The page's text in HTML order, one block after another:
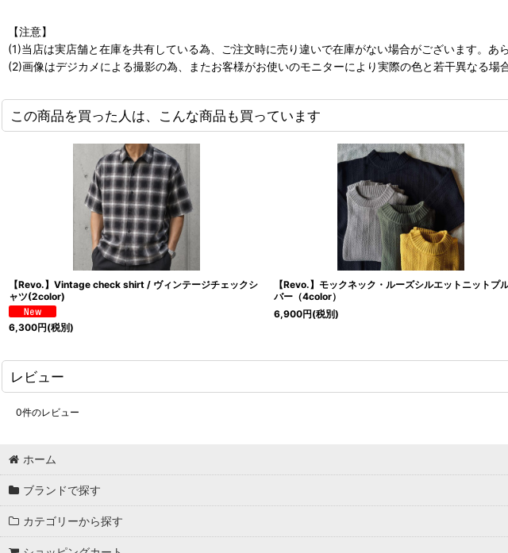
【注意】
(1)当店は実店舗と在庫を共有している為、ご注文時に売り違いで在庫がない場合がございます。あ
(2)画像はデジカメによる撮影の為、またお客様がお使いのモニターにより実際の色と若干異なる場
この商品を買った人は、こんな商品も買っています
【Revo.】Vintage check shirt / ヴィンテージチェックシ
ャツ(2color)
6,300円(税別)
【Revo.】モックネック・ルーズシルエットニットプ
バー（4color）
6,900円(税別)
レビュー
0件のレビュー
ホーム
ブランドで探す
カテゴリーから探す